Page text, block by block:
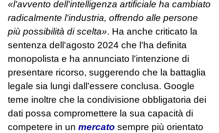
«l'avvento dell'intelligenza artificiale ha cambiato
radicalmente l'industria, offrendo alle persone
più possibilità di scelta». Ha anche criticato la
sentenza dell'agosto 2024 che l'ha definita
monopolista e ha annunciato l'intenzione di
presentare ricorso, suggerendo che la battaglia
legale sia lungi dall'essere conclusa. Google
teme inoltre che la condivisione obbligatoria dei
dati possa compromettere la sua capacità di
competere in un mercato sempre più orientato